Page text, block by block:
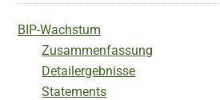
BIP-Wachstum
Zusammenfassung
Detailergebnisse
Statements